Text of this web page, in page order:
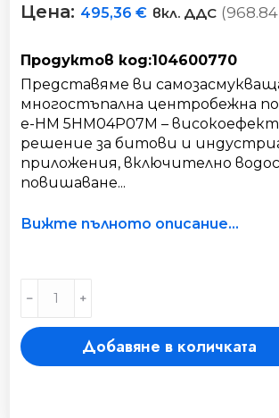
Цена: 495,36€ вкл. ДДС (968.84
Продуктов код:104600770
Представяме ви
многостъпална центробежна
e-HM 5HM04P07M –
решение за битови и
приложения, включително
повишаване...
Вижте пълното описание...
многостъпална
блок
помпa
е-
﹣ ﹢
Добавяне в количката